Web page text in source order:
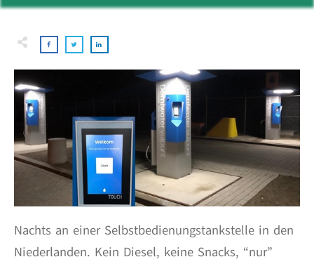
Nachts an einer Selbstbedienungstankstelle in den
Niederlanden. Kein Diesel, keine Snacks, “nur”